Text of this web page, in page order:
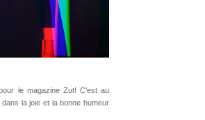
le magazine Zut! C’est au
la joie et la bonne humeur